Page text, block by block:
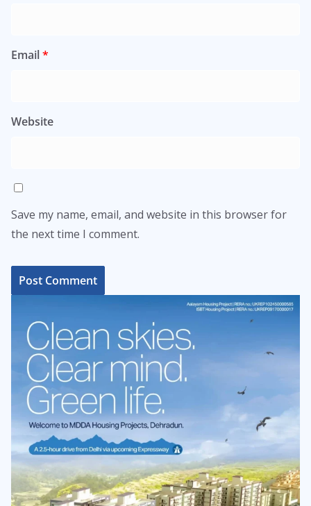
Email*
Website
Save my name, email, and website in this browser for
the next time I comment.